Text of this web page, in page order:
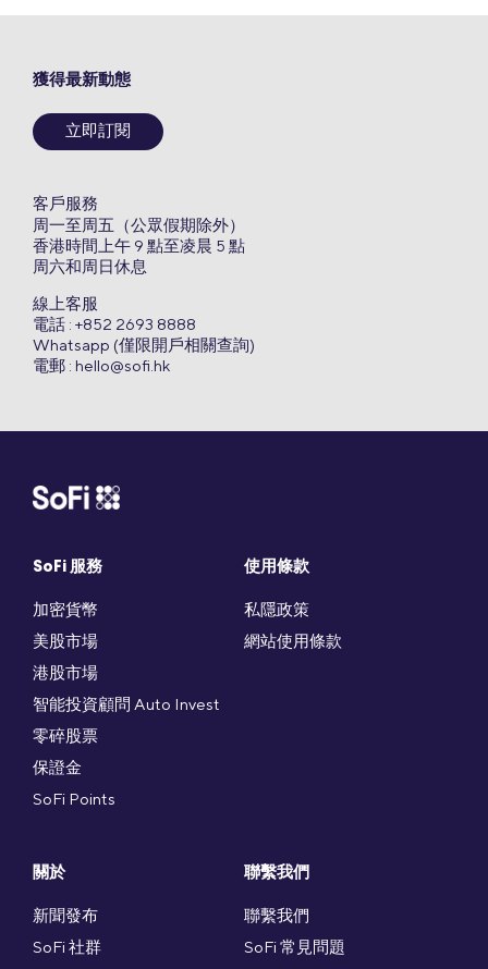
SoFi 服務
加密貨幣
美股市場
港股市場
智能投資顧問 Auto Invest
零碎股票
保證金
SoFi Points
使用條款
私隱政策
網站使用條款
關於
新聞發布
SoFi 社群
聯繫我們
聯繫我們
SoFi 常見問題
獲得最新動態
立即訂閱
客戶服務
周一至周五（公眾假期除外）
香港時間上午 9 點至凌晨 5 點
周六和周日休息
線上客服
電話 : +852 2693 8888
Whatsapp (僅限開戶相關查詢)
電郵 : hello@sofi.hk